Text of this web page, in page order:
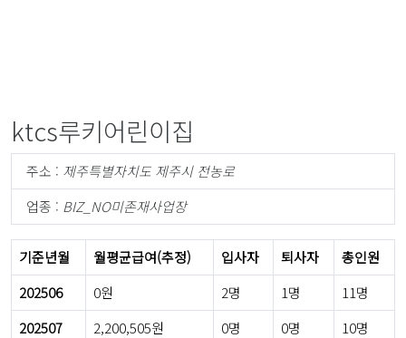
ktcs루키어린이집
주소 : 제주특별자치도 제주시 전농로
업종 : BIZ_NO미존재사업장
기준년월 월평균급여(추정) 입사자 퇴사자
총인원
202506
0원 2명 1명
11명
202507
2,200,505원 0명 0명
10명